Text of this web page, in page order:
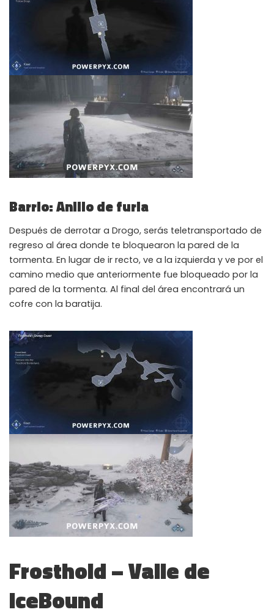
Barrio: Anillo de furia
Después de derrotar a Drogo, serás teletransportado de
regreso al área donde te bloquearon la pared de la
tormenta. En lugar de ir recto, ve a la izquierda y ve por el
camino medio que anteriormente fue bloqueado por la
pared de la tormenta. Al final del área encontrará un
cofre con la baratija.
Frosthold – Valle de
IceBound